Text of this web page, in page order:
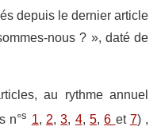
depuis le dernier article
nous ? », daté de
au rythme annuel
n°s 1, 2,3, 4, 5,6 et 7) ,